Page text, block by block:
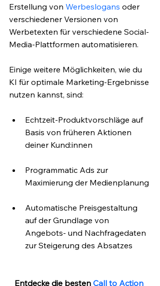
Erstellung von Werbeslogans oder
verschiedener Versionen von
Werbetexten für verschiedene Social-
Media-Plattformen automatisieren.
Einige weitere Möglichkeiten, wie du
KI für optimale Marketing-Ergebnisse
nutzen kannst, sind:
Echtzeit-Produktvorschläge auf
Basis von früheren Aktionen
deiner Kund:innen
Programmatic Ads zur
Maximierung der Medienplanung
Automatische Preisgestaltung
auf der Grundlage von
Angebots- und Nachfragedaten
zur Steigerung des Absatzes
Entdecke die besten Call to Action